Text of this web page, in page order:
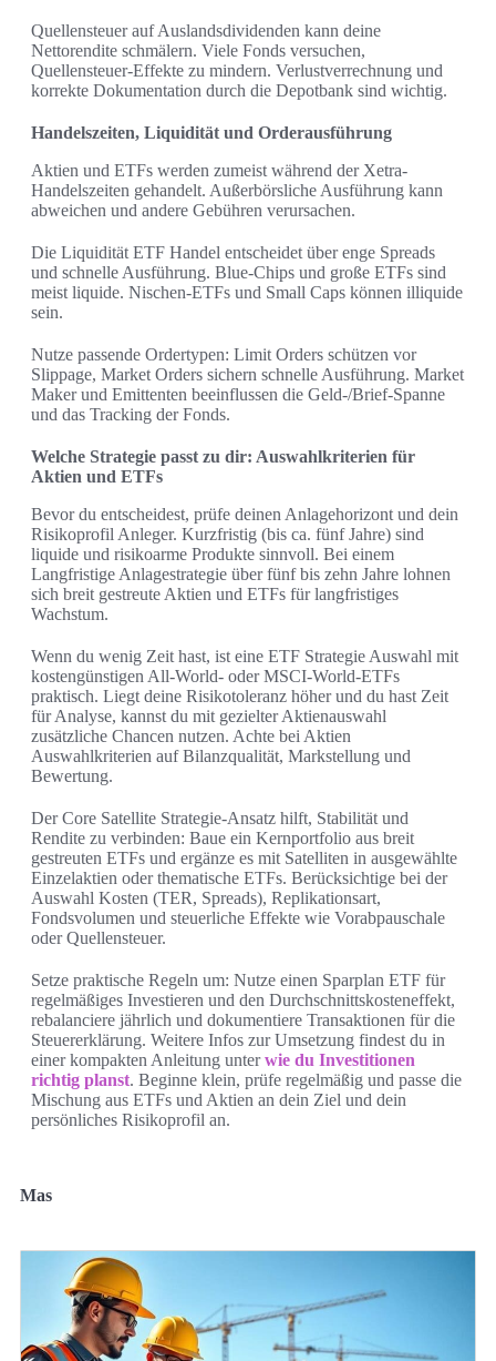
Quellensteuer auf Auslandsdividenden kann deine
Nettorendite schmälern. Viele Fonds versuchen,
Quellensteuer-Effekte zu mindern. Verlustverrechnung und
korrekte Dokumentation durch die Depotbank sind wichtig.
Handelszeiten, Liquidität und Orderausführung
Aktien und ETFs werden zumeist während der Xetra-
Handelszeiten gehandelt. Außerbörsliche Ausführung kann
abweichen und andere Gebühren verursachen.
Die Liquidität ETF Handel entscheidet über enge Spreads
und schnelle Ausführung. Blue-Chips und große ETFs sind
meist liquide. Nischen-ETFs und Small Caps können illiquide
sein.
Nutze passende Ordertypen: Limit Orders schützen vor
Slippage, Market Orders sichern schnelle Ausführung. Market
Maker und Emittenten beeinflussen die Geld-/Brief-Spanne
und das Tracking der Fonds.
Welche Strategie passt zu dir: Auswahlkriterien für
Aktien und ETFs
Bevor du entscheidest, prüfe deinen Anlagehorizont und dein
Risikoprofil Anleger. Kurzfristig (bis ca. fünf Jahre) sind
liquide und risikoarme Produkte sinnvoll. Bei einem
Langfristige Anlagestrategie über fünf bis zehn Jahre lohnen
sich breit gestreute Aktien und ETFs für langfristiges
Wachstum.
Wenn du wenig Zeit hast, ist eine ETF Strategie Auswahl mit
kostengünstigen All-World- oder MSCI-World-ETFs
praktisch. Liegt deine Risikotoleranz höher und du hast Zeit
für Analyse, kannst du mit gezielter Aktienauswahl
zusätzliche Chancen nutzen. Achte bei Aktien
Auswahlkriterien auf Bilanzqualität, Markstellung und
Bewertung.
Der Core Satellite Strategie-Ansatz hilft, Stabilität und
Rendite zu verbinden: Baue ein Kernportfolio aus breit
gestreuten ETFs und ergänze es mit Satelliten in ausgewählte
Einzelaktien oder thematische ETFs. Berücksichtige bei der
Auswahl Kosten (TER, Spreads), Replikationsart,
Fondsvolumen und steuerliche Effekte wie Vorabpauschale
oder Quellensteuer.
Setze praktische Regeln um: Nutze einen Sparplan ETF für
regelmäßiges Investieren und den Durchschnittskosteneffekt,
rebalanciere jährlich und dokumentiere Transaktionen für die
Steuererklärung. Weitere Infos zur Umsetzung findest du in
einer kompakten Anleitung unterwie du Investitionen
richtig planst. Beginne klein, prüfe regelmäßig und passe die
Mischung aus ETFs und Aktien an dein Ziel und dein
persönliches Risikoprofil an.
Mas